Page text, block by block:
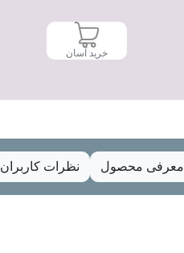
خرید آسان
معرفی محصول نظرات کاربران